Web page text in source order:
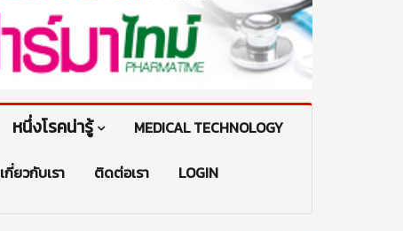
หนึ่งโรคน่ารู้ MEDICAL TECHNOLOGY
เกี่ยวกับเรา ติดต่อเรา LOGIN